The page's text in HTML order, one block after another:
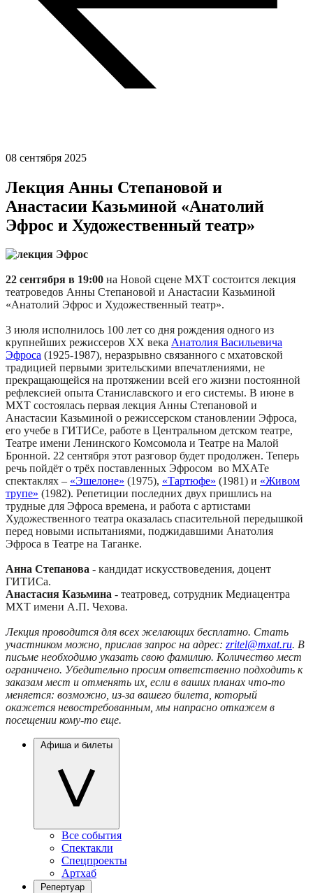
08 сентября 2025
Лекция Анны Степановой и
Анастасии Казьминой «Анатолий
Эфрос и Художественный театр»
22 сентября в 19:00 на Новой сцене МХТ состоится лекция
театроведов Анны Степановой и Анастасии Казьминой
«Анатолий Эфрос и Художественный театр».
3 июля исполнилось 100 лет со дня рождения одного из
крупнейших режиссеров ХХ века Анатолия Васильевича
Эфроса (1925-1987), неразрывно связанного с мхатовской
традицией первыми зрительскими впечатлениями, не
прекращающейся на протяжении всей его жизни постоянной
рефлексией опыта Станиславского и его системы. В июне в
МХТ состоялась первая лекция Анны Степановой и
Анастасии Казьминой о режиссерском становлении Эфроса,
его учебе в ГИТИСе, работе в Центральном детском театре,
Театре имени Ленинского Комсомола и Театре на Малой
Бронной. 22 сентября этот разговор будет продолжен. Теперь
речь пойдёт о трёх поставленных Эфросом во МХАТе
спектаклях – «Эшелоне» (1975), «Тартюфе» (1981) и «Живом
трупе» (1982). Репетиции последних двух пришлись на
трудные для Эфроса времена, и работа с артистами
Художественного театра оказалась спасительной передышкой
перед новыми испытаниями, поджидавшими Анатолия
Эфроса в Театре на Таганке.
Анна Степанова - кандидат искусствоведения, доцент
ГИТИСа.
Анастасия Казьмина - театровед, сотрудник Медиацентра
МХТ имени А.П. Чехова.
Лекция проводится для всех желающих бесплатно. Стать
участником можно, прислав запрос на адрес: zritel@mxat.ru. В
письме необходимо указать свою фамилию. Количество мест
ограничено. Убедительно просим ответственно подходить к
заказам мест и отменять их, если в ваших планах что-то
меняется: возможно, из-за вашего билета, который
окажется невостребованным, мы напрасно откажем в
посещении кому-то еще.
Афиша и билеты
Все события
Спектакли
Спецпроекты
Артхаб
Репертуар